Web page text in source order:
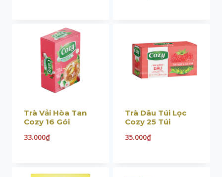
Trà Vải Hòa Tan
Cozy 16 Gói
33.000₫
Trà Dâu Túi Lọc
Cozy 25 Túi
35.000₫